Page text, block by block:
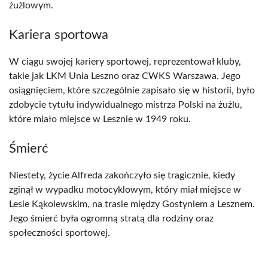
żużlowym.
Kariera sportowa
W ciągu swojej kariery sportowej, reprezentował kluby,
takie jak LKM Unia Leszno oraz CWKS Warszawa. Jego
osiągnięciem, które szczególnie zapisało się w historii, było
zdobycie tytułu indywidualnego mistrza Polski na żużlu,
które miało miejsce w Lesznie w 1949 roku.
Śmierć
Niestety, życie Alfreda zakończyło się tragicznie, kiedy
zginął w wypadku motocyklowym, który miał miejsce w
Lesie Kąkolewskim, na trasie między Gostyniem a Lesznem.
Jego śmierć była ogromną stratą dla rodziny oraz
społeczności sportowej.